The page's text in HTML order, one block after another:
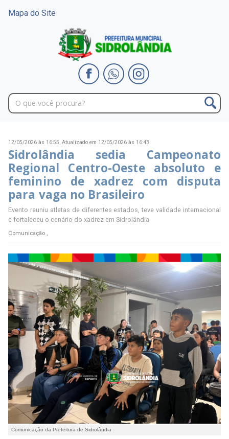
Mapa do Site
12/05/2026 às 16:55, Atualizado em 12/05/2026 às 16:43
Sidrolândia sedia Campeonato
Regional Centro-Oeste absoluto e
feminino de xadrez com disputa
para vaga no Brasileiro
Evento reuniu atletas de diferentes estados, teve validade internacional
e fortaleceu o cenário do xadrez em Sidrolândia
Comunicação ,
Comunicação da Prefeitura de Sidrolândia